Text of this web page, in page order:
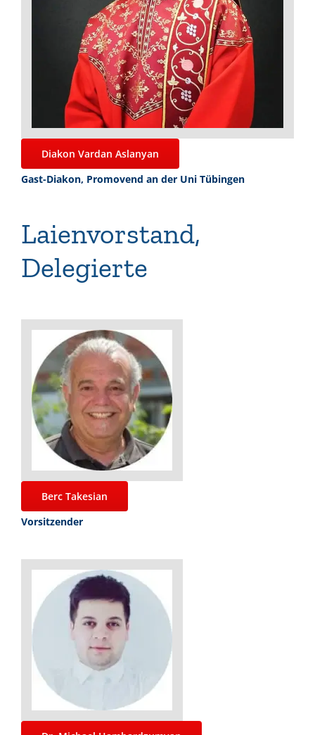
Diakon Vardan Aslanyan
Gast-Diakon, Promovend an der Uni Tübingen
Laienvorstand,
Delegierte
Berc Takesian
Vorsitzender